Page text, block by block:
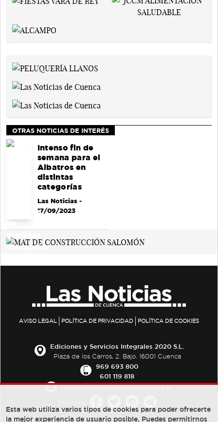
OTRAS NOTICIAS DE INTERÉS
Intenso fin de
semana para el
Albatros en
distintas
categorías
Las Noticias-
17/09/2023
AVISO LEGAL POLÍTICA DE PRIVACIDAD POLÍTICA DE COOKIES
Ediciones y Servicios Integrales 2020 S.L.
Plaza de los Carros, 2. Bajo. 16001 Cuenca
969 693 800
601 119 818
Esta web utiliza varios tipos de cookies para poder ofrecerte
la mejor experiencia de usuario posible, Puedes permitirnos